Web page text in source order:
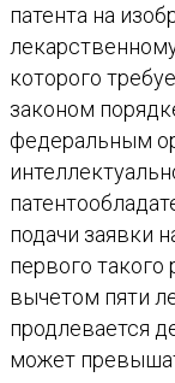
патента на
которого
законом
федеральным
подачи заявки
первого
вычетом пяти
продлевается
может